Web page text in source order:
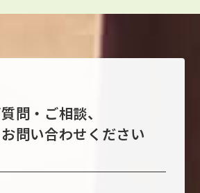
問・ご相談、
問い合わせください